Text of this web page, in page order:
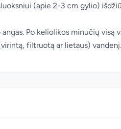
(apie 2-3 cm gylio)
Po keliolikos minučių visą
filtruotą ar lietaus) vandenį.